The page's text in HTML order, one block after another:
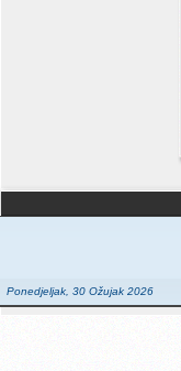
Ponedjeljak, 30 Ožujak 2026